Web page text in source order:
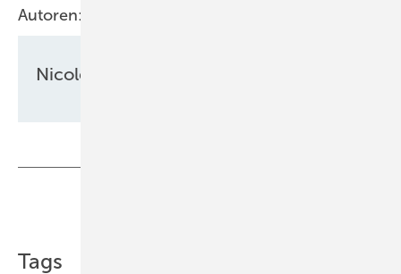
Autoren:
Nicole Weinhold
Tags